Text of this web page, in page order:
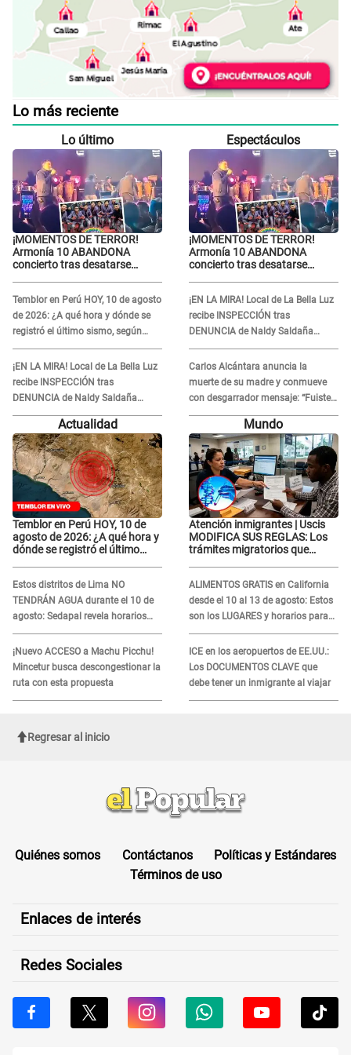
Lo más reciente
Lo último
¡MOMENTOS DE TERROR!
Armonía 10 ABANDONA
concierto tras desatarse
imágenes
Temblor en Perú HOY, 10 de agosto
de 2026: ¿A qué hora y dónde se
registró el último sismo, según
IGP?
¡EN LA MIRA! Local de La Bella Luz
recibe INSPECCIÓN tras
DENUNCIA de Naldy Saldaña
contra el exdirector César Sánchez
Espectáculos
¡MOMENTOS DE TERROR!
Armonía 10 ABANDONA
concierto tras desatarse
imágenes
¡EN LA MIRA! Local de La Bella Luz
recibe INSPECCIÓN tras
DENUNCIA de Naldy Saldaña
contra el exdirector César Sánchez
Carlos Alcántara anuncia la
muerte de su madre y conmueve
con desgarrador mensaje: “Fuiste
una gran mujer”
Actualidad
Temblor en Perú HOY, 10 de
agosto de 2026: ¿A qué hora y
dónde se registró el último
Estos distritos de Lima NO
TENDRÁN AGUA durante el 10 de
agosto: Sedapal revela horarios
oficiales
¡Nuevo ACCESO a Machu Picchu!
Mincetur busca descongestionar la
ruta con esta propuesta
Mundo
Atención inmigrantes | Uscis
MODIFICA SUS REGLAS: Los
trámites migratorios que
ALIMENTOS GRATIS en California
desde el 10 al 13 de agosto: Estos
son los LUGARES y horarios para
recibir la ayuda
ICE en los aeropuertos de EE.UU.:
Los DOCUMENTOS CLAVE que
debe tener un inmigrante al viajar
Regresar al inicio
Quiénes somos Contáctanos
Políticas y Estándares
Términos de uso
Enlaces de interés
Redes Sociales